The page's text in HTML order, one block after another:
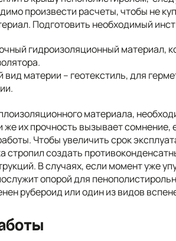
произвести расчеты, чтобы не
Подготовить необходимый
гидроизоляционный материал,
материи – геотекстиль, для
материала,
же их прочность вызывает
Чтобы увеличить срок
стропил создать
В случаях, если момент уже
опорой для
рубероид или один из видов